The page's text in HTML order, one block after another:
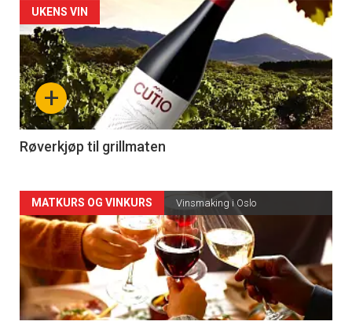
Forsiden
akkurat
nå
-
4
+
UKENS VIN
Røverkjøp til grillmaten
Forsiden
akkurat
nå
-
MATKURS OG VINKURS Vinsmaking i Oslo